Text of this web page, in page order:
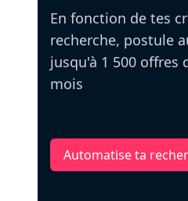
En fonction de tes
recherche, postule
jusqu'à 1 500 offres
mois
Automatise ta